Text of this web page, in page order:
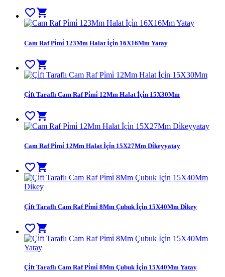
favorite_border shopping_cart
Cam Raf Pi̇mi̇ 123Mm Halat İçi̇n 16X16Mm Yatay
favorite_bordershopping_cart
Çi̇ft Taraflı Cam Raf Pi̇mi̇ 12Mm Halat İçi̇n 15X30Mm
favorite_bordershopping_cart
Cam Raf Pi̇mi̇ 12Mm Halat İçi̇n 15X27Mm Di̇keyyatay
favorite_border shopping_cart
Çi̇ft Taraflı Cam Raf Pi̇mi̇ 8Mm Çubuk İçi̇n 15X40Mm Di̇key
favorite_bordershopping_cart
Çi̇ft Taraflı Cam Raf Pi̇mi̇ 8Mm Çubuk İçi̇n 15X40Mm Yatay